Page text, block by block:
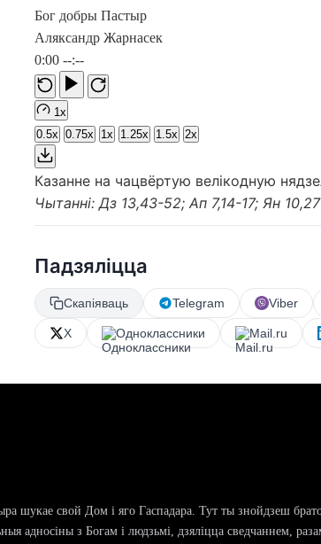
Бог добры Пастыр
Аляксандр Жарнасек
0:00 --:--
1x
0.5x 0.75x 1x 1.25x 1.5x 2x
Казанне на чацвёртую велікодную
Чытанні: Дз 13,43-52; Ап 7,14-17; Ян
Падзяліцца
Скапіяваць Telegram Viber
X Одноклассники Mail.ru
шукае свой Дом і яго Гаспадара. Тут ты знойдзеш
адносіны з Богам і людзьмі, дзяліцца сведчаннем,